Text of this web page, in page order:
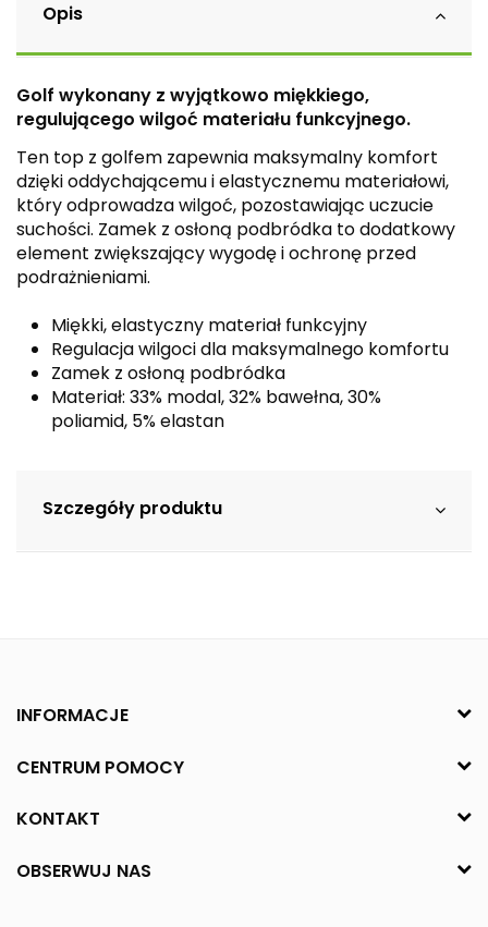
Opis
Golf wykonany z wyjątkowo miękkiego,
regulującego wilgoć materiału funkcyjnego.
Ten top z golfem zapewnia maksymalny komfort
dzięki oddychającemu i elastycznemu materiałowi,
który odprowadza wilgoć, pozostawiając uczucie
suchości. Zamek z osłoną podbródka to dodatkowy
element zwiększający wygodę i ochronę przed
podrażnieniami.
Miękki, elastyczny materiał funkcyjny
Regulacja wilgoci dla maksymalnego komfortu
Zamek z osłoną podbródka
Materiał: 33% modal, 32% bawełna, 30%
poliamid, 5% elastan
Szczegóły produktu
INFORMACJE
CENTRUM POMOCY
KONTAKT
OBSERWUJ NAS